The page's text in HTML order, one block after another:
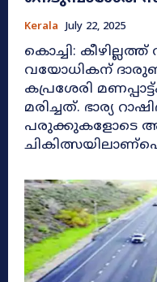
Kerala July 22, 2025
കൊച്ചി:
വയോധികന്
കപ്രശേരി
മരിച്ചത്. ഭാര്യ
പരുക്കുകളോടെ